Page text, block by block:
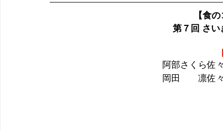
【食
第７回 さ
阿部さくら佐
岡田　　凛佐